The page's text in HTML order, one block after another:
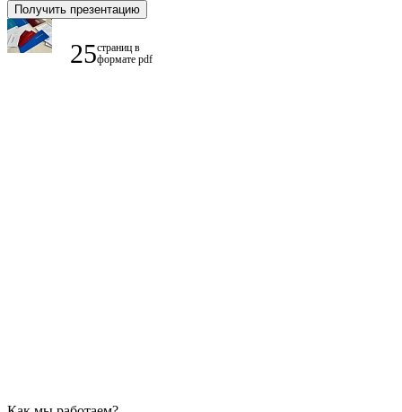
Получить презентацию
25страниц в
формате pdf